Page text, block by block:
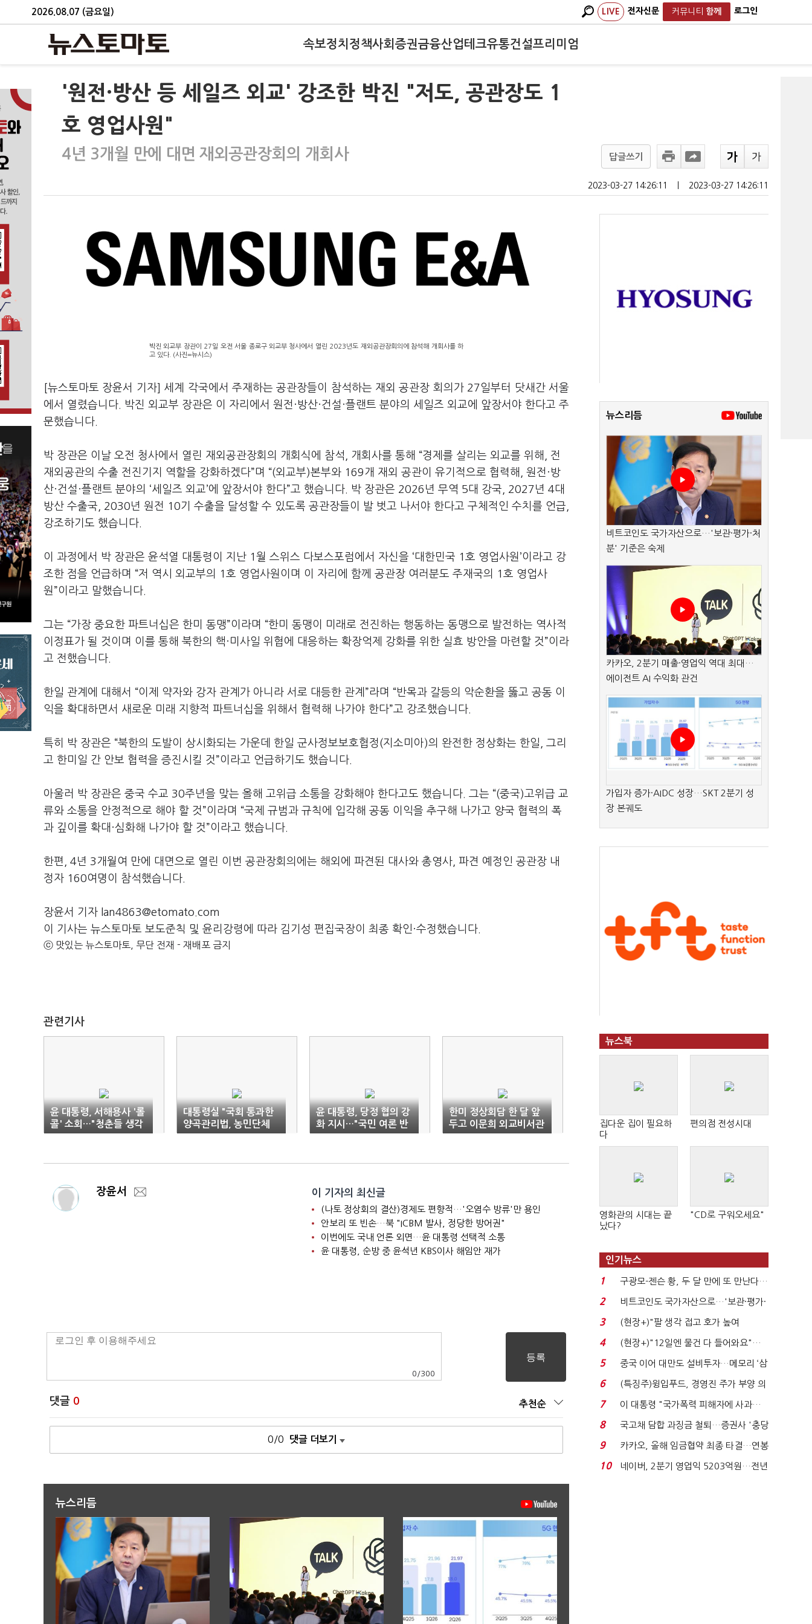
2026.08.07 (금요일) LIVE 전자신문 커뮤니티 함께 로그인
속보정치 정책사회 증권금융산업테크유통건설프리미엄
'원전·방산 등 세일즈 외교' 강조한 박진 "저도, 공관장도 1
호 영업사원"
4년 3개월 만에 대면 재외공관장회의 개회사 답글쓰기
2023-03-27 14:26:11 2023-03-27 14:26:11
박진 외교부 장관이 27일 오전 서울 종로구 외교부 청사에서 열린 2023년도 재외공관장회의에 참석해 개회사를 하
고 있다. (사진=뉴시스)
[뉴스토마토 장윤서 기자] 세계 각국에서 주재하는 공관장들이 참석하는 재외 공관장 회의가 27일부터 닷새간 서울
에서 열렸습니다. 박진 외교부 장관은 이 자리에서 원전·방산·건설·플랜트 분야의 세일즈 외교에 앞장서야 한다고 주
문했습니다.
박 장관은 이날 오전 청사에서 열린 재외공관장회의 개회식에 참석, 개회사를 통해 “경제를 살리는 외교를 위해, 전
재외공관의 수출 전진기지 역할을 강화하겠다”며 “(외교부)본부와 169개 재외 공관이 유기적으로 협력해, 원전·방
산·건설·플랜트 분야의 ‘세일즈 외교’에 앞장서야 한다”고 했습니다. 박 장관은 2026년 무역 5대 강국, 2027년 4대
방산 수출국, 2030년 원전 10기 수출을 달성할 수 있도록 공관장들이 발 벗고 나서야 한다고 구체적인 수치를 언급,
강조하기도 했습니다.
이 과정에서 박 장관은 윤석열 대통령이 지난 1월 스위스 다보스포럼에서 자신을 ‘대한민국 1호 영업사원’이라고 강
조한 점을 언급하며 “저 역시 외교부의 1호 영업사원이며 이 자리에 함께 공관장 여러분도 주재국의 1호 영업사
원”이라고 말했습니다.
그는 “가장 중요한 파트너십은 한미 동맹”이라며 “한미 동맹이 미래로 전진하는 행동하는 동맹으로 발전하는 역사적
이정표가 될 것이며 이를 통해 북한의 핵·미사일 위협에 대응하는 확장억제 강화를 위한 실효 방안을 마련할 것”이라
고 전했습니다.
한일 관계에 대해서 “이제 약자와 강자 관계가 아니라 서로 대등한 관계”라며 “반목과 갈등의 악순환을 뚫고 공동 이
익을 확대하면서 새로운 미래 지향적 파트너십을 위해서 협력해 나가야 한다”고 강조했습니다.
특히 박 장관은 “북한의 도발이 상시화되는 가운데 한일 군사정보보호협정(지소미아)의 완전한 정상화는 한일, 그리
고 한미일 간 안보 협력을 증진시킬 것”이라고 언급하기도 했습니다.
아울러 박 장관은 중국 수교 30주년을 맞는 올해 고위급 소통을 강화해야 한다고도 했습니다. 그는 “(중국)고위급 교
류와 소통을 안정적으로 해야 할 것”이라며 “국제 규범과 규칙에 입각해 공동 이익을 추구해 나가고 양국 협력의 폭
과 깊이를 확대·심화해 나가야 할 것”이라고 했습니다.
한편, 4년 3개월여 만에 대면으로 열린 이번 공관장회의에는 해외에 파견된 대사와 총영사, 파견 예정인 공관장 내
정자 160여명이 참석했습니다.
장윤서 기자 lan4863@etomato.com
이 기사는 뉴스토마토 보도준칙 및 윤리강령에 따라 김기성 편집국장이 최종 확인·수정했습니다.
ⓒ 맛있는 뉴스토마토, 무단 전재 - 재배포 금지
관련기사
윤 대통령, 서해용사 '롤
콜' 소회…"청춘들 생각
나 나도 모르게 눈물"
대통령실 "국회 통과한
양곡관리법, 농민단체
입장 듣고 종합판단"
윤 대통령, 당정 협의 강
화 지시…"국민 여론 반
영되도록"
한미 정상회담 한 달 앞
두고 이문희 외교비서관
교체
장윤서 이 기자의 최신글
(나토 정상회의 결산)경제도 편향적…'오염수 방류'만 용인
안보리 또 빈손…북 "ICBM 발사, 정당한 방어권"
이번에도 국내 언론 외면…윤 대통령 선택적 소통
윤 대통령, 순방 중 윤석년 KBS이사 해임안 재가
0 /300
댓글 0 추천순
0/0 댓글 더보기
뉴스리듬
뉴스리듬
비트코인도 국가자산으로…'보관·평가·처
분' 기준은 숙제
카카오, 2분기 매출·영업익 역대 최대…
에이전트 AI 수익화 관건
가입자 증가·AIDC 성장…SKT 2분기 성
장 본궤도
뉴스북
집다운 집이 필요하
다
편의점 전성시대
영화관의 시대는 끝
났다?
"CD로 구워오세요"
인기뉴스
1
구광모-젠슨 황, 두 달 만에 또 만난다…
로봇·AI 등 논...
2
비트코인도 국가자산으로…'보관·평가·
처분' 기준은 ...
3
(현장+)"팔 생각 접고 호가 높여
요"…'덜 똘똘한 한 채' 20...
4
(현장+)"12일엔 물건 다 들어와요"…
빈 매대 채우며 문 연 ...
5
중국 이어 대만도 설비투자…메모리 ‘삼
국전쟁’
6
(특징주)윙입푸드, 경영진 주가 부양 의
지에 상한가...
7
이 대통령 "국가폭력 피해자에 사과…
적극적 조사로 진...
8
국고채 담합 과징금 철퇴…증권사 '충당
금 폭탄' 우려...
9
카카오, 올해 임금협약 최종 타결…연봉
6.3% 인상·격려...
10
네이버, 2분기 영업익 5203억원…전년